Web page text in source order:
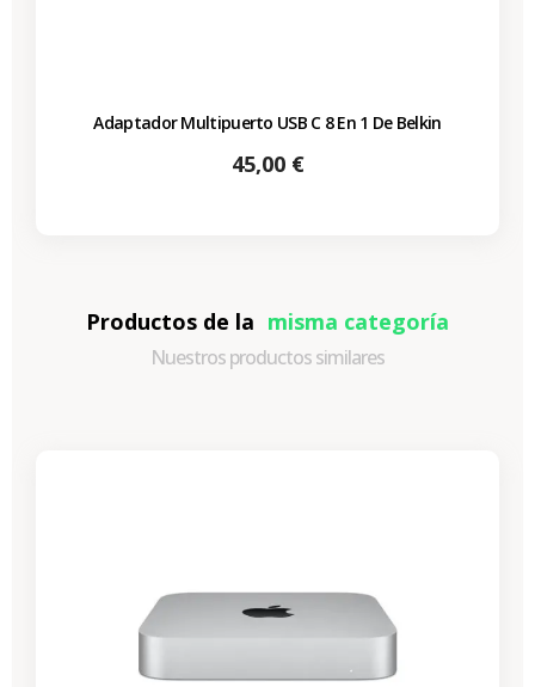
Adaptador Multipuerto USB C 8 En 1 De Belkin
Precio
45,00 €
Productos de la misma categoría
Nuestros productos similares